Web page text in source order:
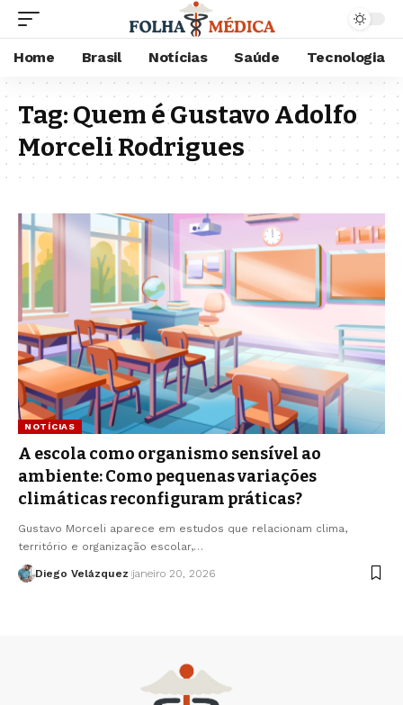
Home Brasil Notícias Saúde Tecnologia
Tag:Quem é Gustavo Adolfo
Morceli Rodrigues
NOTÍCIAS
A escola como organismo sensível ao
ambiente: Como pequenas variações
climáticas reconfiguram práticas?
Gustavo Morceli aparece em estudos que relacionam clima,
território e organização escolar,…
Diego Velázquez janeiro 20, 2026